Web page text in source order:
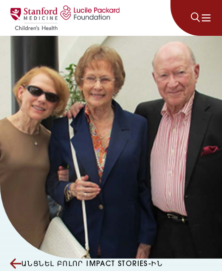
Անցնել բովանդակությանը
ԱՆՑՆԵԼ ԲՈԼՈՐ IMPACT STORIES-ԻՆ